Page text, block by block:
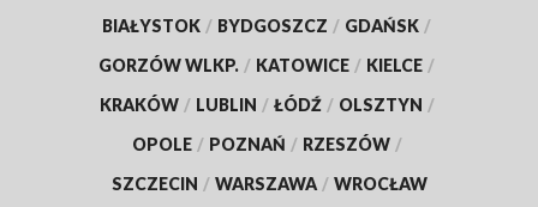
BIAŁYSTOK / BYDGOSZCZ / GDAŃSK /
GORZÓW WLKP. / KATOWICE / KIELCE /
KRAKÓW / LUBLIN / ŁÓDŹ / OLSZTYN /
OPOLE / POZNAŃ / RZESZÓW /
SZCZECIN / WARSZAWA / WROCŁAW